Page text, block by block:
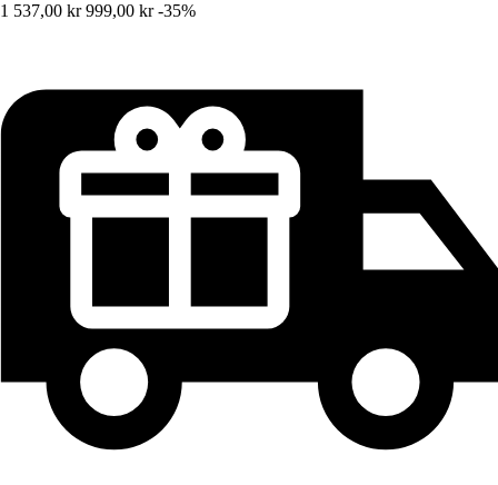
1 537,00 kr 999,00 kr -35%